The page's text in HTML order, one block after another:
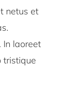
netus et
In laoreet
tristique